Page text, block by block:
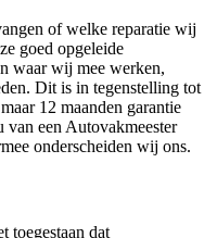
of welke reparatie wij
goed opgeleide
waar wij mee werken,
Dit is in tegenstelling tot
12 maanden garantie
van een Autovakmeester
onderscheiden wij ons.
toegestaan dat